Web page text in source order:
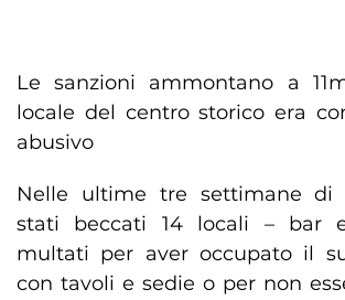
Le sanzioni ammontano a
locale del centro storico era
abusivo
Nelle ultime tre settimane di
stati beccati 14 locali – bar
multati per aver occupato il
con tavoli e sedie o per non